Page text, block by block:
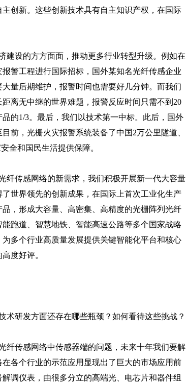
创新。这些创新技术具有自主知识产权，在国际
设的方方面面，推动更多行业转型升级。例如在
警工程进行国际招标，国外某知名光纤传感企业
量后期维护，报警时间也需要好几分钟。而我们
离无中继的世界难题，报警反应时间只需不到20
的1/3。最后，我们以技术第一中标。此后，国外
前，光栅火灾报警系统装备了中国2万公里隧道、
全和国民生活提供保障。
传感网络的新需求，我们积极开展新一代大容量
世界领先的创新成果，在国际上首次工业化生产
，形成大容量、高密集、高精度的光栅阵列光纤
跑道、智慧地铁、智能高速公路等多个国家战略
多个行业高质量发展提供关键智能化平台和核心
度好评。
研发方面还存在哪些瓶颈？如何看待这些挑战？
传感网络中传感器端的问题，未来十年我们要解
各个行业的示范应用显现出了巨大的市场应用前
调仪表，由很多分立的高端光、电芯片和器件组